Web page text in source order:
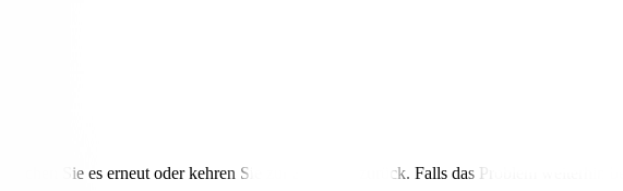
Sie es erneut oder kehren Sie zur Startseite zurück. Falls das Problem weiterhin